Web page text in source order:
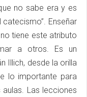
no sabe era y es
Enseñar
tiene este atributo
a otros. Es un
Illich, desde la orilla
lo importante para
Las lecciones